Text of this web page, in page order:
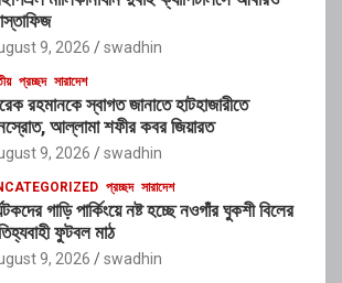
9, 2026 swadhin
প্রচ্ছদ সারাদেশ
রহমানকে স্বাগত জানাতে হাটহাজারীতে
আল্লামা শফীর কবর জিয়ারত
9, 2026 swadhin
প্রচ্ছদ সারাদেশ
গাড়ি পার্কিংয়ে নষ্ট হচ্ছে নওগাঁর ঘুকশী বিলের
ফুটবল মাঠ
9, 2026 swadhin